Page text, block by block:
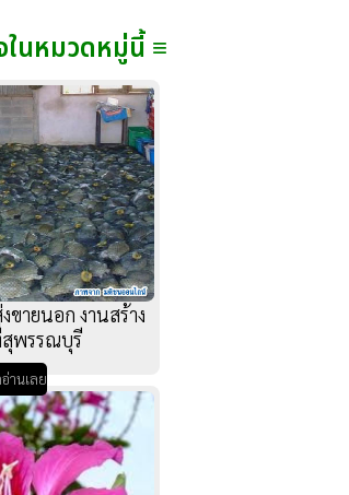
ในหมวดหมู่นี้ ≡
ขายนอก งานสร้าง
สุพรรณบุรี
านเลย